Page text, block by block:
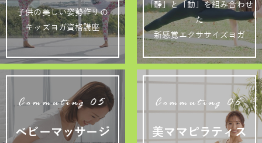
子供の美しい姿勢作りの
キッズヨガ資格講座
「静」と「動」を組み合わせ
た
新感覚エクササイズヨガ
Commuting 05
ベビーマッサージ
Commuting 06
美ママピラティス